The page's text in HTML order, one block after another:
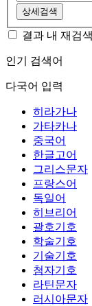
상세검색
결과 내 재검색
인기 검색어
다국어 입력
히라가나
가타카나
중국어
한글고어
그리스문자
프랑스어
독일어
히브리어
괄호기호
학술기호
기술기호
첨자기호
라틴문자
러시아문자